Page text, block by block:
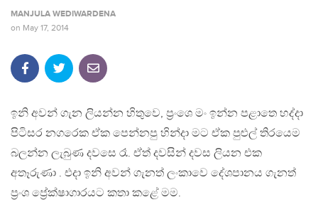
MANJULA WEDIWARDENA
on May 17, 2014
ඉනි අවන් ගැන ලියන්න හිතුවෙ, ප්‍රංශෙ මං ඉන්න පළාතෙ හද්දා
පිටිසර නගරෙක ඒක පෙන්නපු හින්දා මට ඒක පුළුල් තිරයෙම
බලන්න ලැබුණ දවසෙ රෑ. ඒත් දවසින් දවස ලියන එක
අතෑරුණා . එදා ඉනි අවන් ගැනත් ලංකාවෙ දේශපානය ගැනත්
ප්‍රංශ ප්‍රේක්ෂාගාරයට කතා කළේ මම.